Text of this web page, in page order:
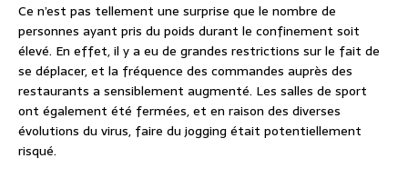
Ce n’est pas tellement une surprise que le nombre de
personnes ayant pris du poids durant le confinement soit
élevé. En effet, il y a eu de grandes restrictions sur le fait de
se déplacer, et la fréquence des commandes auprès des
restaurants a sensiblement augmenté. Les salles de sport
ont également été fermées, et en raison des diverses
évolutions du virus, faire du jogging était potentiellement
risqué.